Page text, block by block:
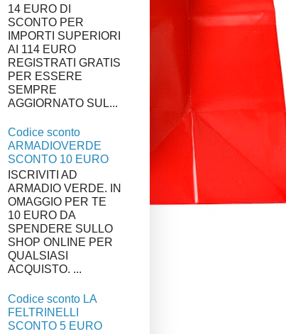
14 EURO DI
SCONTO PER
IMPORTI SUPERIORI
AI 114 EURO
REGISTRATI GRATIS
PER ESSERE
SEMPRE
AGGIORNATO SUL...
Codice sconto
ARMADIOVERDE
SCONTO 10 EURO
ISCRIVITI AD
ARMADIO VERDE. IN
OMAGGIO PER TE
10 EURO DA
SPENDERE SULLO
SHOP ONLINE PER
QUALSIASI
ACQUISTO. ...
Codice sconto LA
FELTRINELLI
SCONTO 5 EURO